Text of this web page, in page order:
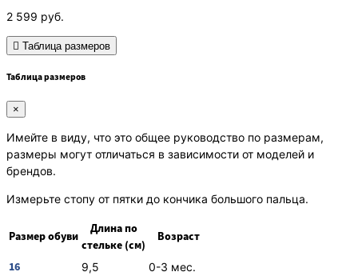
2 599 руб.
Таблица размеров
Таблица размеров
×
Имейте в виду, что это общее руководство по размерам,
размеры могут отличаться в зависимости от моделей и
брендов.
Измерьте стопу от пятки до кончика большого пальца.
Размер обуви
Длина по
стельке (см)
Возраст
16
9,5 0-3 мес.